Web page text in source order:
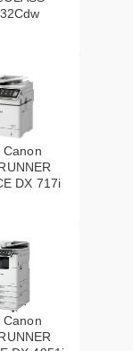
DX 717i